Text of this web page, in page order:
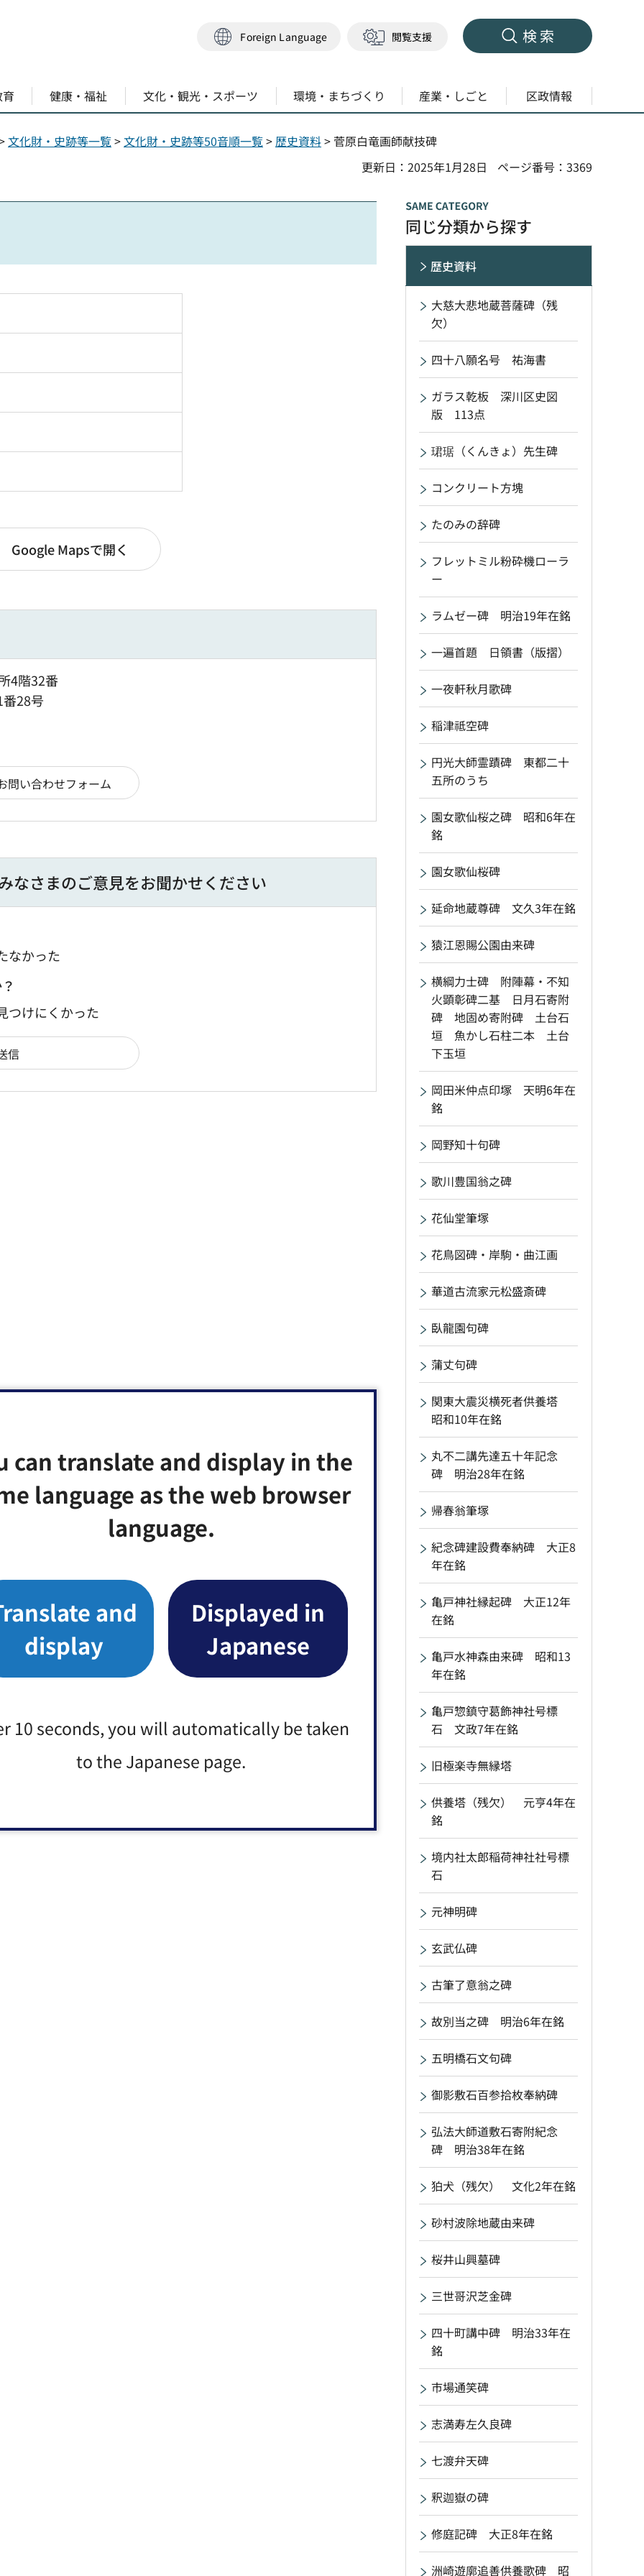
can translate and display in the
language as the web browser
language.
and
display
Displayed in
Japanese
10 seconds, you will automatically be taken
to the Japanese page.
Foreign Language 閲覧支援 検索
健康・福祉 文化・観光・スポーツ 環境・まちづくり 産業・しごと 区政情報
文化財・史跡等一覧>文化財・史跡等50音順一覧> 歴史資料> 菅原白竜画師献技碑
更新日：2025年1月28日
ページ番号：3369
Google Mapsで開く
4階32番
28号
なさまのご意見をお聞かせください
なかった
つけにくかった
同じ分類から探す
歴史資料
大慈大悲地蔵菩薩碑（残
欠）
四十八願名号 祐海書
ガラス乾板 深川区史図
版 113点
珺琚（くんきょ）先生碑
コンクリート方塊
たのみの辞碑
フレットミル粉砕機ローラ
ー
ラムゼー碑 明治19年在銘
一遍首題 日領書（版摺）
一夜軒秋月歌碑
稲津祗空碑
円光大師霊蹟碑 東都二十
五所のうち
園女歌仙桜之碑 昭和6年在
銘
園女歌仙桜碑
延命地蔵尊碑 文久3年在銘
猿江恩賜公園由来碑
横綱力士碑 附陣幕・不知
火顕彰碑二基 日月石寄附
碑 地固め寄附碑 土台石
垣 魚かし石柱二本 土台
下玉垣
岡田米仲点印塚 天明6年在
銘
岡野知十句碑
歌川豊国翁之碑
花仙堂筆塚
花鳥図碑・岸駒・曲江画
華道古流家元松盛斎碑
臥龍園句碑
蒲丈句碑
関東大震災横死者供養塔
昭和10年在銘
丸不二講先達五十年記念
碑 明治28年在銘
帰春翁筆塚
紀念碑建設費奉納碑 大正8
年在銘
亀戸神社縁起碑 大正12年
在銘
亀戸水神森由来碑 昭和13
年在銘
亀戸惣鎮守葛飾神社号標
石 文政7年在銘
旧極楽寺無縁塔
供養塔（残欠） 元亨4年在
銘
境内社太郎稲荷神社社号標
石
元神明碑
玄武仏碑
古筆了意翁之碑
故別当之碑 明治6年在銘
五明橋石文句碑
御影敷石百参拾枚奉納碑
弘法大師道敷石寄附紀念
碑 明治38年在銘
狛犬（残欠） 文化2年在銘
砂村波除地蔵由来碑
桜井山興墓碑
三世哥沢芝金碑
四十町講中碑 明治33年在
銘
市場通笑碑
志満寿左久良碑
七渡弁天碑
釈迦嶽の碑
修庭記碑 大正8年在銘
洲崎遊廓追善供養歌碑 昭